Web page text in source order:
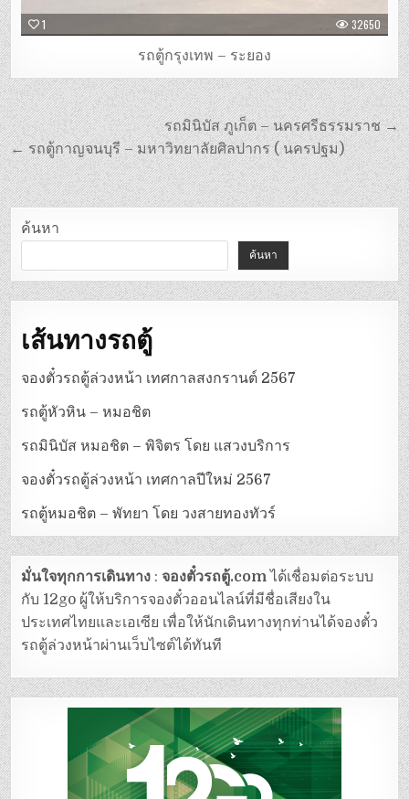
1 32650
รถตู้กรุงเทพ – ระยอง
แนะแนว
เรื่อง
รถมินิบัส ภูเก็ต – นครศรีธรรมราช →
← รถตู้กาญจนบุรี – มหาวิทยาลัยศิลปากร ( นครปฐม)
ค้นหา
ค้นหา
เส้นทางรถตู้
จองตั๋วรถตู้ล่วงหน้า เทศกาลสงกรานต์ 2567
รถตู้หัวหิน – หมอชิต
รถมินิบัส หมอชิต – พิจิตร โดย แสวงบริการ
จองตั๋วรถตู้ล่วงหน้า เทศกาลปีใหม่ 2567
รถตู้หมอชิต – พัทยา โดย วงสายทองทัวร์
มั่นใจทุกการเดินทาง :จองตั๋วรถตู้.comได้เชื่อมต่อระบบ
กับ 12go ผู้ให้บริการจองตั๋วออนไลน์ที่มีชื่อเสียงใน
ประเทศไทยและเอเซีย เพื่อให้นักเดินทางทุกท่านได้จองตั๋ว
รถตู้ล่วงหน้าผ่านเว็บไซต์ได้ทันที